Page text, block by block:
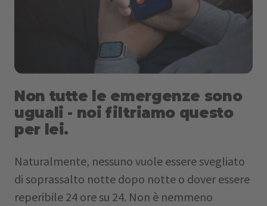
Non tutte le emergenze sono
uguali - noi filtriamo questo
per lei.
Naturalmente, nessuno vuole essere svegliato
di soprassalto notte dopo notte o dover essere
reperibile 24 ore su 24. Non è nemmeno